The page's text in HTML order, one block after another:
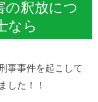
の釈放につ
なら
事事件を起こして
した！！